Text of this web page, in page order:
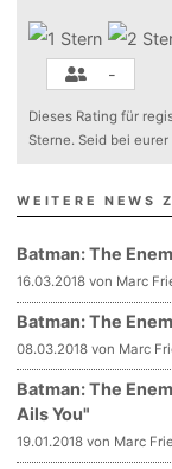
-
Dieses Rating für
Sterne. Seid bei
WEITERE NEWS
Batman: The
16.03.2018 von Marc
Batman: The
08.03.2018 von Marc
Batman: The
Ails You"
19.01.2018 von Marc